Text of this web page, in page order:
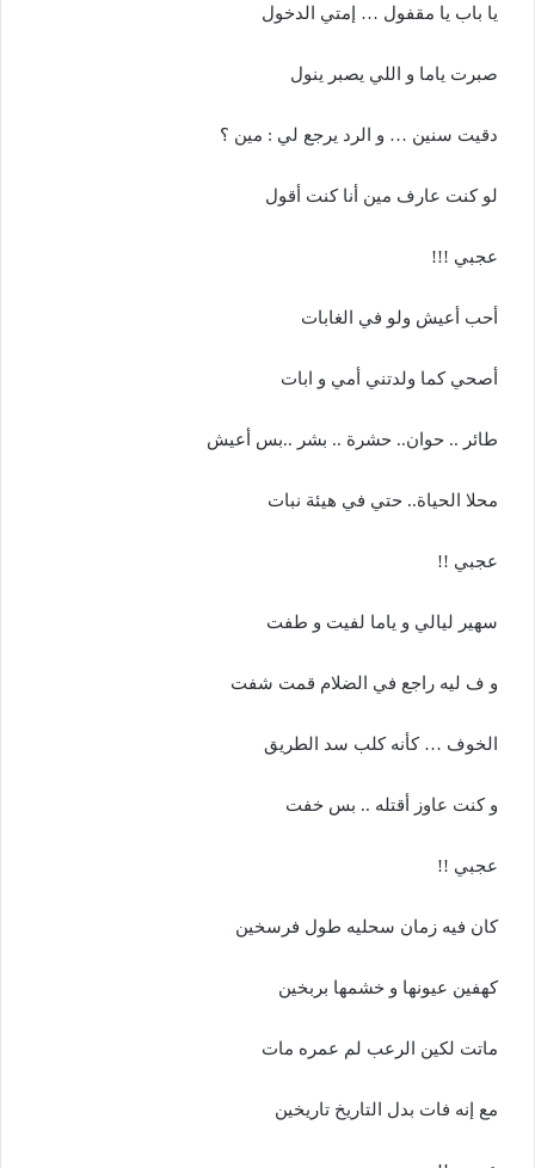
يا باب يا مقفول … إمتي الدخول
صبرت ياما و اللي يصبر ينول
دقيت سنين … و الرد يرجع لي : مين ؟
لو كنت عارف مين أنا كنت أقول
عجبي !!!
أحب أعيش ولو في الغابات
أصحي كما ولدتني أمي و ابات
طائر .. حوان.. حشرة .. بشر ..بس أعيش
محلا الحياة.. حتي في هيئة نبات
عجبي !!
سهير ليالي و ياما لفيت و طفت
و ف ليه راجع في الضلام قمت شفت
الخوف … كأنه كلب سد الطريق
و كنت عاوز أقتله .. بس خفت
عجبي !!
كان فيه زمان سحليه طول فرسخين
كهفين عيونها و خشمها بربخين
ماتت لكين الرعب لم عمره مات
مع إنه فات بدل التاريخ تاريخين